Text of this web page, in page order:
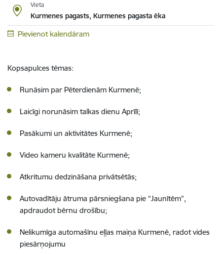
Vieta
Kurmenes pagasts, Kurmenes pagasta ēka
Pievienot kalendāram
Kopsapulces tēmas:
Runāsim par Pēterdienām Kurmenē;
Laicīgi norunāsim talkas dienu Aprīlī;
Pasākumi un aktivitātes Kurmenē;
Video kameru kvalitāte Kurmenē;
Atkritumu dedzināšana privātsētās;
Autovadītāju ātruma pārsniegšana pie “Jaunītēm”,
apdraudot bērnu drošību;
Nelikumīga automašīnu eļļas maiņa Kurmenē, radot vides
piesārņojumu